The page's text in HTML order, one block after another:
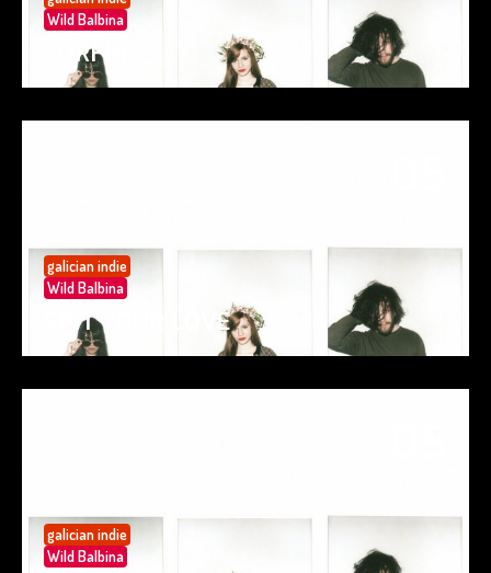
Wild Balbina
SURFIN’
galician indie
Wild Balbina
SPIT YOUR LOVE
galician indie
Wild Balbina